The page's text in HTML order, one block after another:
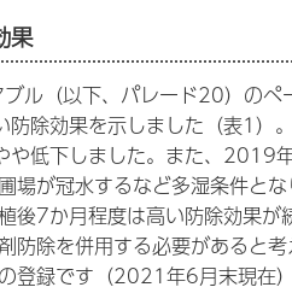
果
ル（以下、パレード20）の
防除効果を示しました（表1
や低下しました。また、
場が冠水するなど多湿条件と
後7か月程度は高い防除効果
防除を併用する必要があると
登録です（2021年6月末現在）